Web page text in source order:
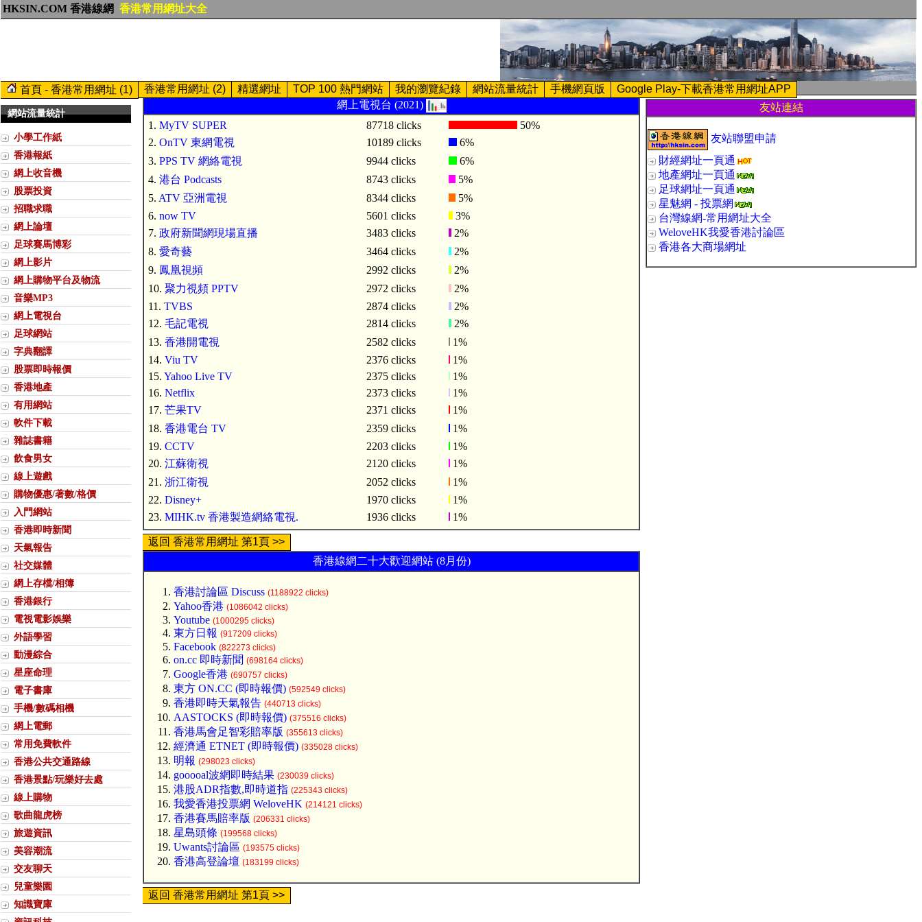
HKSIN.COM 香港線網 香港常用網址大全
首頁 - 香港常用網址 (1) 香港常用網址 (2) 精選網址 TOP 100 熱門網站 我的瀏覽紀錄 網站流量統計 手機網頁版 Google Play-下載香港常用網址APP
網站流量統計
小學工作紙
香港報紙
網上收音機
股票投資
招職求職
網上論壇
足球賽馬博彩
網上影片
網上購物平台及物流
音樂MP3
網上電視台
足球網站
字典翻譯
股票即時報價
香港地產
有用網站
軟件下載
雜誌書籍
飲食男女
線上遊戲
購物優惠/著數/格價
入門網站
香港即時新聞
天氣報告
社交媒體
網上存檔/相簿
香港銀行
電視電影娛樂
外語學習
動漫綜合
星座命理
電子書庫
手機/數碼相機
網上電郵
常用免費軟件
香港公共交通路線
香港景點/玩樂好去處
線上購物
歌曲龍虎榜
旅遊資訊
美容潮流
交友聊天
兒童樂園
知識寶庫
網上電視台 (2021)
1. MyTV SUPER 87718 clicks
50%
2. OnTV 東網電視 10189 clicks
6%
3. PPS TV 網絡電視 9944 clicks
6%
4. 港台 Podcasts 8743 clicks
5%
5. ATV 亞洲電視 8344 clicks
5%
6. now TV 5601 clicks
3%
7. 政府新聞網現場直播 3483 clicks
2%
8. 愛奇藝 3464 clicks
2%
9. 鳳凰視頻 2992 clicks
2%
10. 聚力視頻 PPTV 2972 clicks
2%
11. TVBS 2874 clicks
2%
12. 毛記電視 2814 clicks
2%
13. 香港開電視 2582 clicks
1%
14. Viu TV 2376 clicks
1%
15. Yahoo Live TV 2375 clicks
1%
16. Netflix 2373 clicks
1%
17. 芒果TV 2371 clicks
1%
18. 香港電台 TV 2359 clicks
1%
19. CCTV 2203 clicks
1%
20. 江蘇衛視 2120 clicks
1%
21. 浙江衛視 2052 clicks
1%
22. Disney+ 1970 clicks
1%
23. MIHK.tv 香港製造網絡電視. 1936 clicks 1%
返回 香港常用網址 第1頁 >>
香港線網二十大歡迎網站 (8月份)
香港討論區 Discuss (1188922 clicks)
Yahoo香港 (1086042 clicks)
Youtube (1000295 clicks)
東方日報 (917209 clicks)
Facebook (822273 clicks)
on.cc 即時新聞 (698164 clicks)
Google香港 (690757 clicks)
東方 ON.CC (即時報價) (592549 clicks)
香港即時天氣報告 (440713 clicks)
AASTOCKS (即時報價) (375516 clicks)
香港馬會足智彩賠率版 (355613 clicks)
經濟通 ETNET (即時報價) (335028 clicks)
明報 (298023 clicks)
gooooal波網即時結果 (230039 clicks)
港股ADR指數,即時道指 (225343 clicks)
我愛香港投票網 WeloveHK (214121 clicks)
香港賽馬賠率版 (206331 clicks)
星島頭條 (199568 clicks)
Uwants討論區 (193575 clicks)
香港高登論壇 (183199 clicks)
返回 香港常用網址 第1頁 >>
友站連結
友站聯盟申請
財經網址一頁通
地產網址一頁通
足球網址一頁通
星魅網 - 投票網
台灣線網-常用網址大全
WeloveHK我愛香港討論區
香港各大商場網址